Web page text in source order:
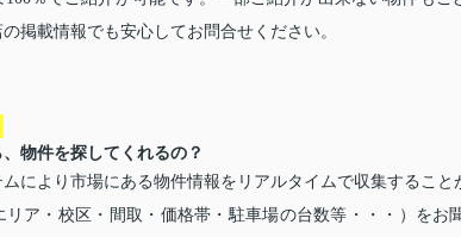
掲載情報でも安心してお問合せください。
物件を探してくれるの？
により市場にある物件情報をリアルタイムで収集すること
リア・校区・間取・価格帯・駐車場の台数等・・・）をお